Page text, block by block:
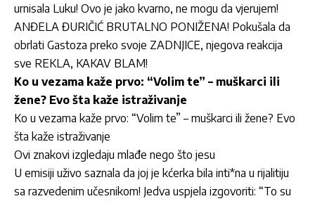
urnisala Luku! Ovo je jako kvarno, ne mogu da vjerujem!
ANĐELA ĐURIČIĆ BRUTALNO PONIŽENA! Pokušala da
obrlati Gastoza preko svoje ZADNJICE, njegova reakcija
sve REKLA, KAKAV BLAM!
Ko u vezama kaže prvo: “Volim te” – muškarci ili
žene? Evo šta kaže istraživanje
Ko u vezama kaže prvo: “Volim te” – muškarci ili žene? Evo
šta kaže istraživanje
Ovi znakovi izgledaju mlađe nego što jesu
U emisiji uživo saznala da joj je kćerka bila inti*na u rijalitiju
sa razvedenim učesnikom! Jedva uspjela izgovoriti: “To su